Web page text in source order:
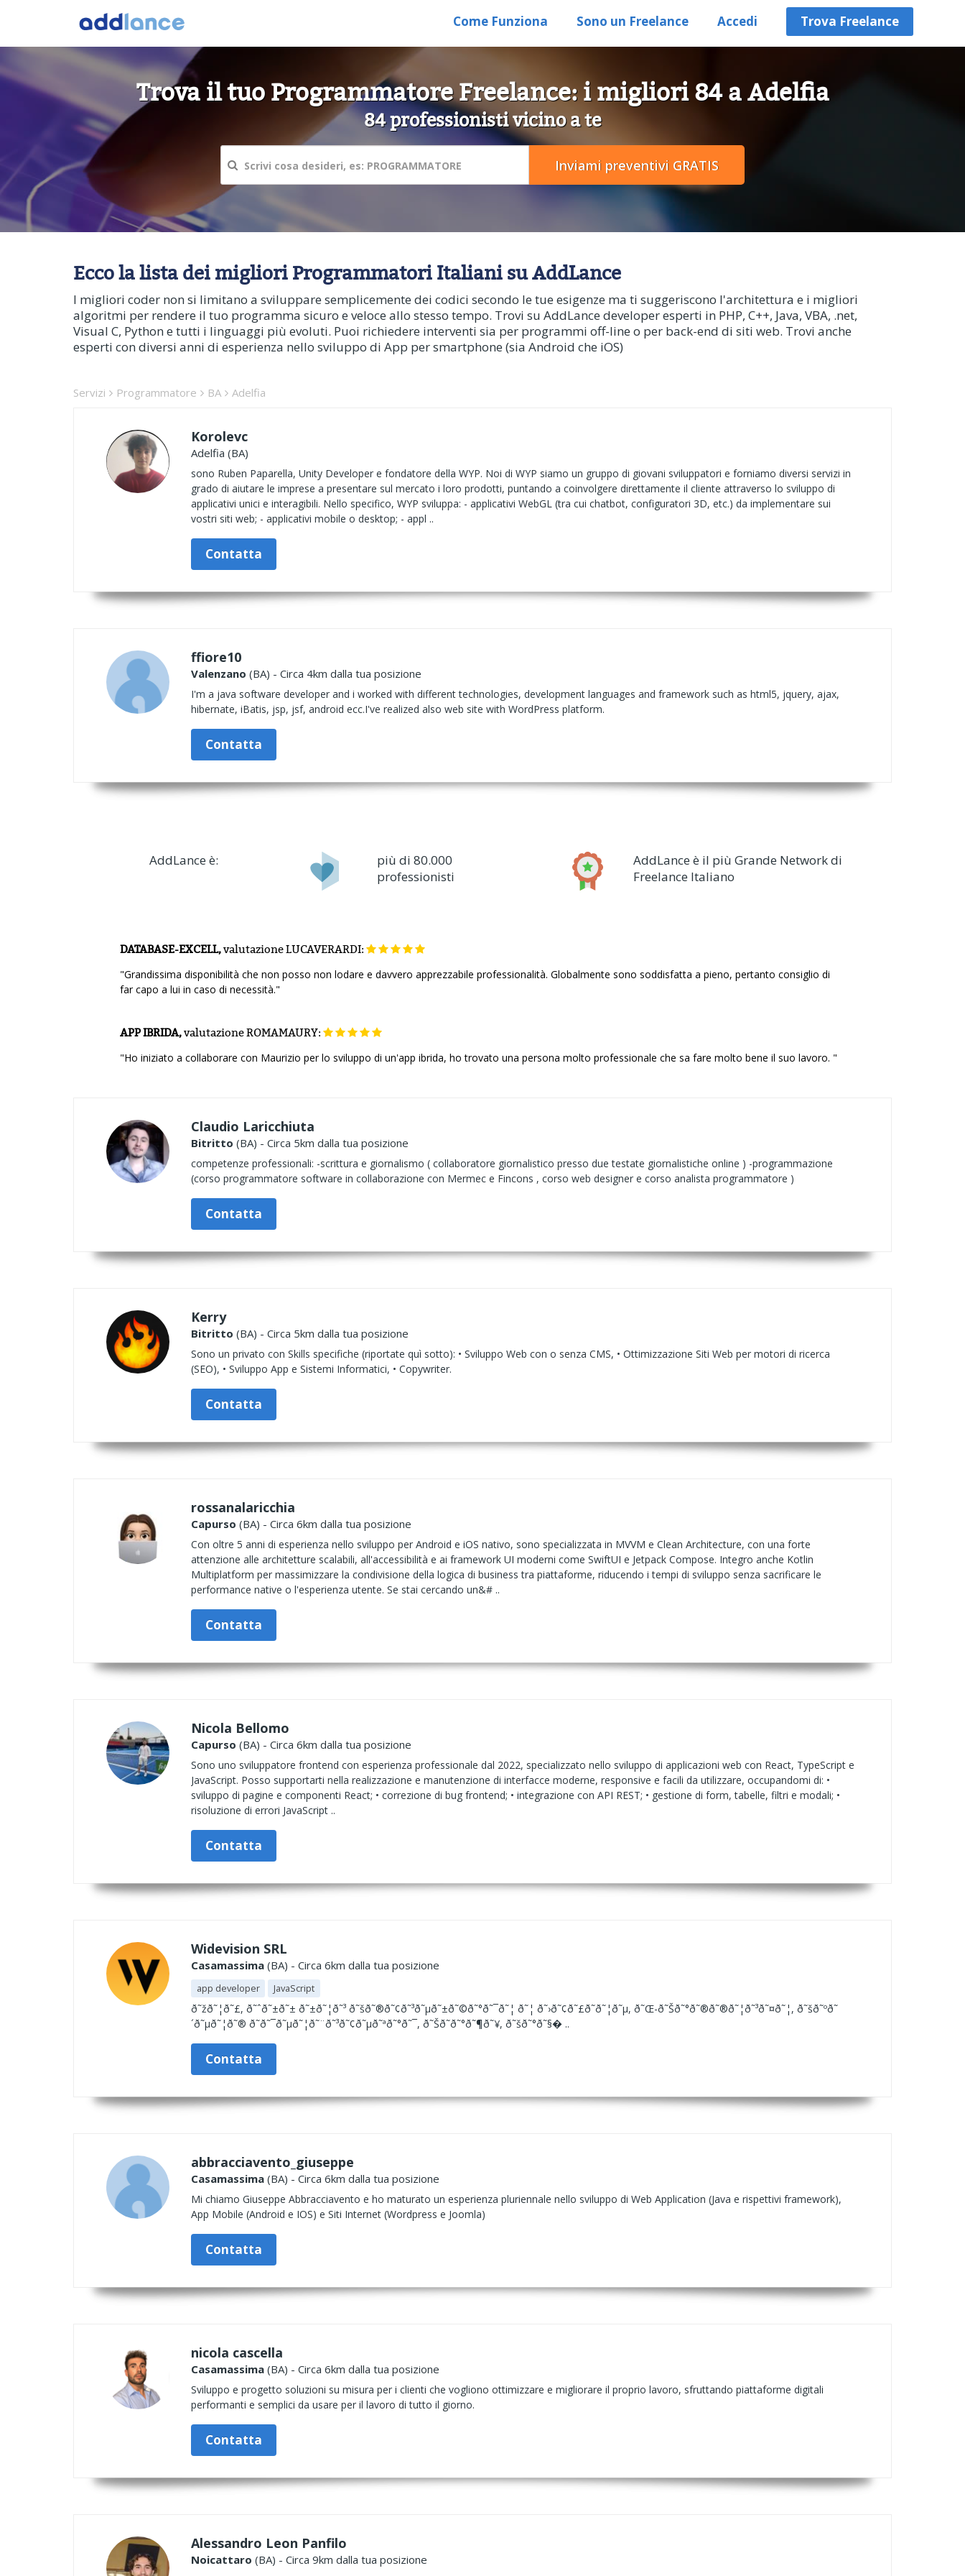
Come Funziona Sono un Freelance Accedi Trova Freelance
Trova il tuo Programmatore Freelance: i migliori 84 a Adelfia
84 professionisti vicino a te
Ecco la lista dei migliori Programmatori Italiani su AddLance
I migliori coder non si limitano a sviluppare semplicemente dei codici secondo le tue esigenze ma ti suggeriscono l'architettura e i migliori
algoritmi per rendere il tuo programma sicuro e veloce allo stesso tempo. Trovi su AddLance developer esperti in PHP, C++, Java, VBA, .net,
Visual C, Python e tutti i linguaggi più evoluti. Puoi richiedere interventi sia per programmi off-line o per back-end di siti web. Trovi anche
esperti con diversi anni di esperienza nello sviluppo di App per smartphone (sia Android che iOS)
Servizi Programmatore BA Adelfia
Korolevc
Adelfia (BA)
sono Ruben Paparella, Unity Developer e fondatore della WYP. Noi di WYP siamo un gruppo di giovani sviluppatori e forniamo diversi servizi in
grado di aiutare le imprese a presentare sul mercato i loro prodotti, puntando a coinvolgere direttamente il cliente attraverso lo sviluppo di
applicativi unici e interagibili. Nello specifico, WYP sviluppa: - applicativi WebGL (tra cui chatbot, configuratori 3D, etc.) da implementare sui
vostri siti web; - applicativi mobile o desktop; - appl ..
Contatta
ffiore10
Valenzano (BA) - Circa 4km dalla tua posizione
I'm a java software developer and i worked with different technologies, development languages and framework such as html5, jquery, ajax,
hibernate, iBatis, jsp, jsf, android ecc.I've realized also web site with WordPress platform.
Contatta
AddLance è:
più di 80.000
professionisti
AddLance è il più Grande Network di
Freelance Italiano
DATABASE-EXCELL,valutazioneLUCAVERARDI:
"Grandissima disponibilità che non posso non lodare e davvero apprezzabile professionalità. Globalmente sono soddisfatta a pieno, pertanto consiglio di
far capo a lui in caso di necessità."
APP IBRIDA,valutazioneROMAMAURY:
"Ho iniziato a collaborare con Maurizio per lo sviluppo di un'app ibrida, ho trovato una persona molto professionale che sa fare molto bene il suo lavoro. "
Claudio Laricchiuta
Bitritto (BA) - Circa 5km dalla tua posizione
competenze professionali: -scrittura e giornalismo ( collaboratore giornalistico presso due testate giornalistiche online ) -programmazione
(corso programmatore software in collaborazione con Mermec e Fincons , corso web designer e corso analista programmatore )
Contatta
Kerry
Bitritto (BA) - Circa 5km dalla tua posizione
Sono un privato con Skills specifiche (riportate quì sotto): • Sviluppo Web con o senza CMS, • Ottimizzazione Siti Web per motori di ricerca
(SEO), • Sviluppo App e Sistemi Informatici, • Copywriter.
Contatta
rossanalaricchia
Capurso (BA) - Circa 6km dalla tua posizione
Con oltre 5 anni di esperienza nello sviluppo per Android e iOS nativo, sono specializzata in MVVM e Clean Architecture, con una forte
attenzione alle architetture scalabili, all'accessibilità e ai framework UI moderni come SwiftUI e Jetpack Compose. Integro anche Kotlin
Multiplatform per massimizzare la condivisione della logica di business tra piattaforme, riducendo i tempi di sviluppo senza sacrificare le
performance native o l'esperienza utente. Se stai cercando un&# ..
Contatta
Nicola Bellomo
Capurso (BA) - Circa 6km dalla tua posizione
Sono uno sviluppatore frontend con esperienza professionale dal 2022, specializzato nello sviluppo di applicazioni web con React, TypeScript e
JavaScript. Posso supportarti nella realizzazione e manutenzione di interfacce moderne, responsive e facili da utilizzare, occupandomi di: •
sviluppo di pagine e componenti React; • correzione di bug frontend; • integrazione con API REST; • gestione di form, tabelle, filtri e modali; •
risoluzione di errori JavaScript ..
Contatta
Widevision SRL
Casamassima (BA) - Circa 6km dalla tua posizione
app developer JavaScript
ð˜žð˜¦ð˜£, ð˜ˆð˜±ð˜± ð˜±ð˜¦ð˜³ ð˜šð˜®ð˜¢ð˜³ð˜µð˜±ð˜©ð˜°ð˜¯ð˜¦ ð˜¦ ð˜›ð˜¢ð˜£ð˜­ð˜¦ð˜µ, ð˜Œ-ð˜Šð˜°ð˜®ð˜®ð˜¦ð˜³ð˜¤ð˜¦, ð˜šð˜ºð˜
´ð˜µð˜¦ð˜® ð˜ð˜¯ð˜µð˜¦ð˜¨ð˜³ð˜¢ð˜µð˜ªð˜°ð˜¯, ð˜Šð˜­ð˜°ð˜¶ð˜¥, ð˜šð˜°ð˜§� ..
Contatta
abbracciavento_giuseppe
Casamassima (BA) - Circa 6km dalla tua posizione
Mi chiamo Giuseppe Abbracciavento e ho maturato un esperienza pluriennale nello sviluppo di Web Application (Java e rispettivi framework),
App Mobile (Android e IOS) e Siti Internet (Wordpress e Joomla)
Contatta
nicola cascella
Casamassima (BA) - Circa 6km dalla tua posizione
Sviluppo e progetto soluzioni su misura per i clienti che vogliono ottimizzare e migliorare il proprio lavoro, sfruttando piattaforme digitali
performanti e semplici da usare per il lavoro di tutto il giorno.
Contatta
Alessandro Leon Panfilo
Noicattaro (BA) - Circa 9km dalla tua posizione